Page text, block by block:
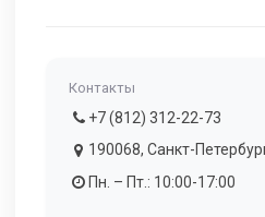
Контакты
+7 (812) 312-22-73
190068, Санкт-
Пн. – Пт.: 10:00-17:00